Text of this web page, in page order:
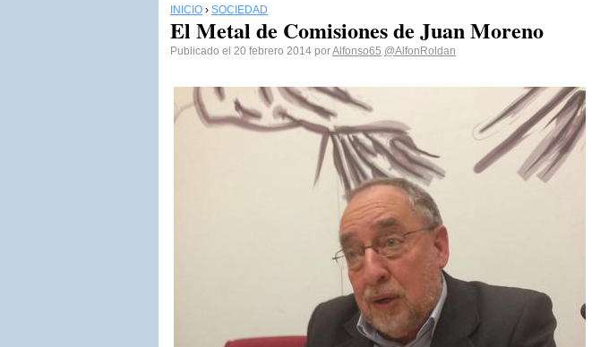
INICIO › SOCIEDAD
El Metal de Comisiones de Juan Moreno
Publicado el 20 febrero 2014 porAlfonso65 @AlfonRoldan